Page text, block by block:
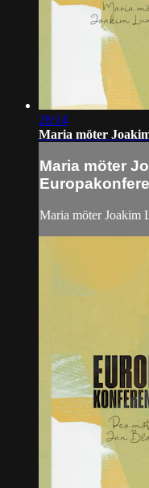
28:14
Maria möter
Maria möter
Maria möter Joakim